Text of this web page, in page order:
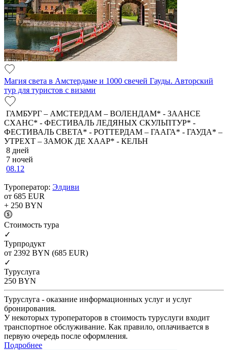
Магия света в Амстердаме и 1000 свечей Гауды. Авторский
тур для туристов с визами
ГАМБУРГ – АМСТЕРДАМ – ВОЛЕНДАМ* - ЗААНСЕ
СХАНС* - ФЕСТИВАЛЬ ЛЕДЯНЫХ СКУЛЬПТУР* -
ФЕСТИВАЛЬ СВЕТА* - РОТТЕРДАМ – ГААГА* - ГАУДА* –
УТРЕХТ – ЗАМОК ДЕ ХААР* - КЕЛЬН
8 дней
7 ночей
08.12
Туроператор: Элдиви
от 685 EUR
+ 250 BYN
Cтоимость тура
✓
Турпродукт
от 2392 BYN (685 EUR)
✓
Туруслуга
250 BYN
Туруслуга - оказание информационных услуг и услуг
бронирования.
У некоторых туроператоров в стоимость туруслуги входит
транспортное обслуживание. Как правило, оплачивается в
первую очередь после оформления.
Подробнее